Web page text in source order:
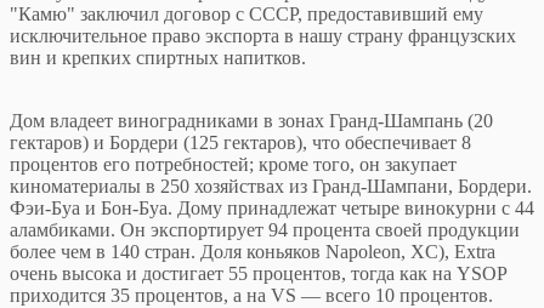
"Камю" заключил договор с СССР, предоставивший ему
исключительное право экспорта в нашу страну французских
вин и крепких спиртных напитков.
Дом владеет виноградниками в зонах Гранд-Шампань (20
гектаров) и Бордери (125 гектаров), что обеспечивает 8
процентов его потребностей; кроме того, он закупает
киноматериалы в 250 хозяйствах из Гранд-Шампани, Бордери.
Фэи-Буа и Бон-Буа. Дому принадлежат четыре винокурни с 44
аламбиками. Он экспортирует 94 процента своей продукции
более чем в 140 стран. Доля коньяков Napoleon, XC), Extra
очень высока и достигает 55 процентов, тогда как на YSOP
приходится 35 процентов, а на VS — всего 10 процентов.